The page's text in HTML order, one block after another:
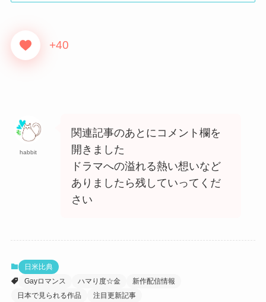
+40
habbit
関連記事のあとにコメント欄を
開きました
ドラマへの溢れる熱い想いなど
ありましたら残していってくだ
さい
日米比典
Gayロマンス
ハマり度☆金
新作配信情報
日本で見られる作品
注目更新記事